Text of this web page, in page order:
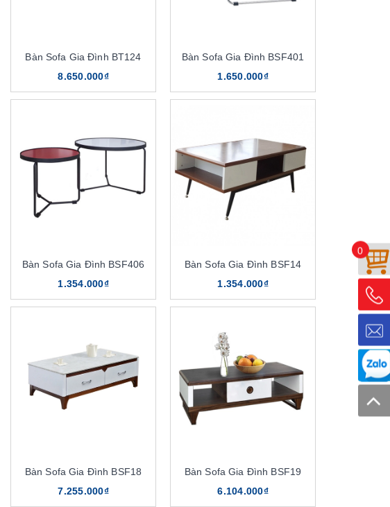
Bàn Sofa Gia Đình BT124
8.650.000₫
Bàn Sofa Gia Đình BSF401
1.650.000₫
Bàn Sofa Gia Đình BSF406
1.354.000₫
Bàn Sofa Gia Đình BSF14
1.354.000₫
Bàn Sofa Gia Đình BSF18
7.255.000₫
Bàn Sofa Gia Đình BSF19
6.104.000₫
0